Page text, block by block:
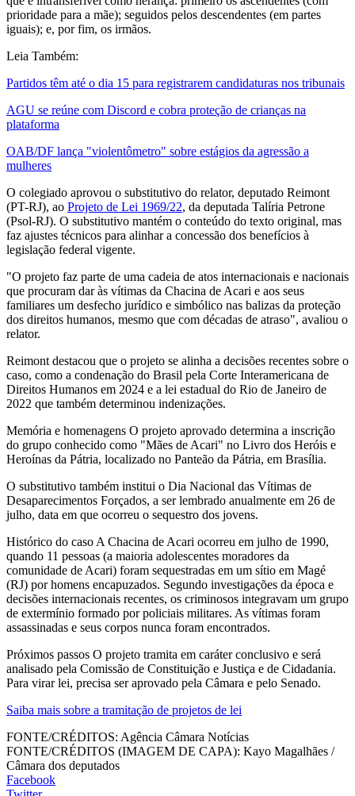
prioridade para a mãe); seguidos pelos descendentes (em partes
iguais); e, por fim, os irmãos.
Leia Também:
Partidos têm até o dia 15 para registrarem candidaturas nos tribunais
AGU se reúne com Discord e cobra proteção de crianças na
plataforma
OAB/DF lança "violentômetro" sobre estágios da agressão a
mulheres
O colegiado aprovou o substitutivo do relator, deputado Reimont
(PT-RJ), ao Projeto de Lei 1969/22, da deputada Talíria Petrone
(Psol-RJ). O substitutivo mantém o conteúdo do texto original, mas
faz ajustes técnicos para alinhar a concessão dos benefícios à
legislação federal vigente.
"O projeto faz parte de uma cadeia de atos internacionais e nacionais
que procuram dar às vítimas da Chacina de Acari e aos seus
familiares um desfecho jurídico e simbólico nas balizas da proteção
dos direitos humanos, mesmo que com décadas de atraso", avaliou o
relator.
Reimont destacou que o projeto se alinha a decisões recentes sobre o
caso, como a condenação do Brasil pela Corte Interamericana de
Direitos Humanos em 2024 e a lei estadual do Rio de Janeiro de
2022 que também determinou indenizações.
Memória e homenagens O projeto aprovado determina a inscrição
do grupo conhecido como "Mães de Acari" no Livro dos Heróis e
Heroínas da Pátria, localizado no Panteão da Pátria, em Brasília.
O substitutivo também institui o Dia Nacional das Vítimas de
Desaparecimentos Forçados, a ser lembrado anualmente em 26 de
julho, data em que ocorreu o sequestro dos jovens.
Histórico do caso A Chacina de Acari ocorreu em julho de 1990,
quando 11 pessoas (a maioria adolescentes moradores da
comunidade de Acari) foram sequestradas em um sítio em Magé
(RJ) por homens encapuzados. Segundo investigações da época e
decisões internacionais recentes, os criminosos integravam um grupo
de extermínio formado por policiais militares. As vítimas foram
assassinadas e seus corpos nunca foram encontrados.
Próximos passos O projeto tramita em caráter conclusivo e será
analisado pela Comissão de Constituição e Justiça e de Cidadania.
Para virar lei, precisa ser aprovado pela Câmara e pelo Senado.
Saiba mais sobre a tramitação de projetos de lei
FONTE/CRÉDITOS: Agência Câmara Notícias
FONTE/CRÉDITOS (IMAGEM DE CAPA): Kayo Magalhães /
Câmara dos deputados
Facebook